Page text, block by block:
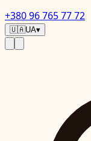
+380 96 765 77 72
🇺🇦UA▾